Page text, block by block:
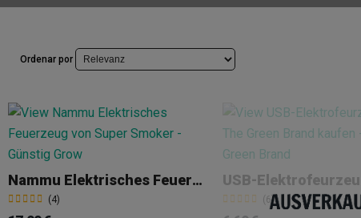
Ordenar por
Nammu Elektrisches Feuerzeug
(4) (6)